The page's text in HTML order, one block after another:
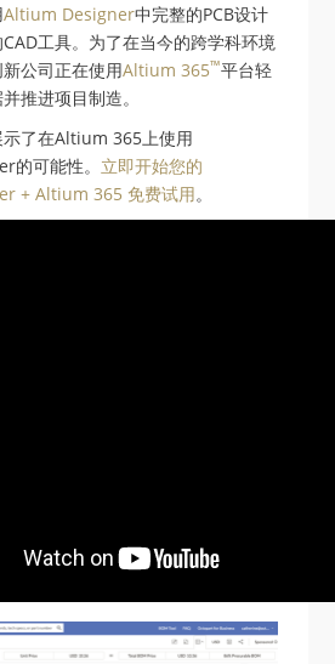
Altium Designer中完整的PCB设计
工具。为了在当今的跨学科环境
公司正在使用Altium 365™平台轻
推进项目制造。
了在Altium 365上使用
可能性。 立即开始您的
+ Altium 365 免费试用。